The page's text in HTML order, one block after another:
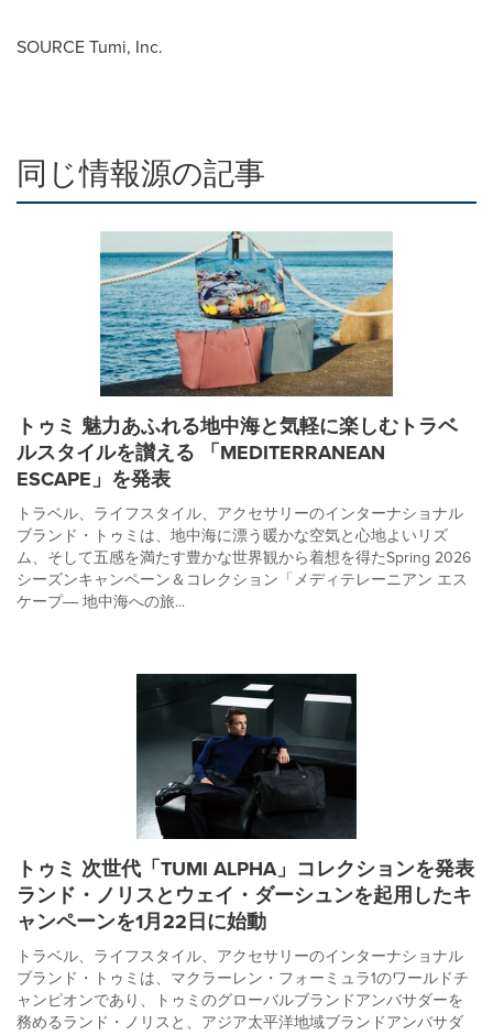
SOURCE Tumi, Inc.
同じ情報源の記事
トゥミ 魅力あふれる地中海と気軽に楽しむトラベ
ルスタイルを讃える 「MEDITERRANEAN
ESCAPE」を発表
トラベル、ライフスタイル、アクセサリーのインターナショナル
ブランド・トゥミは、地中海に漂う暖かな空気と心地よいリズ
ム、そして五感を満たす豊かな世界観から着想を得たSpring 2026
シーズンキャンペーン＆コレクション「メディテレーニアン エス
ケープ― 地中海への旅...
トゥミ 次世代「TUMI ALPHA」コレクションを発表
ランド・ノリスとウェイ・ダーシュンを起用したキ
ャンペーンを1月22日に始動
トラベル、ライフスタイル、アクセサリーのインターナショナル
ブランド・トゥミは、マクラーレン・フォーミュラ1のワールドチ
ャンピオンであり、トゥミのグローバルブランドアンバサダーを
務めるランド・ノリスと、アジア太平洋地域ブランドアンバサダ